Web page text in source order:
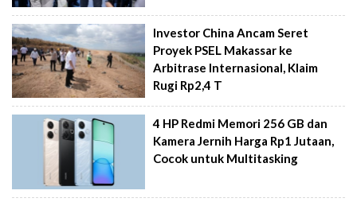
Investor China Ancam Seret
Proyek PSEL Makassar ke
Arbitrase Internasional, Klaim
Rugi Rp2,4 T
4 HP Redmi Memori 256 GB dan
Kamera Jernih Harga Rp1 Jutaan,
Cocok untuk Multitasking